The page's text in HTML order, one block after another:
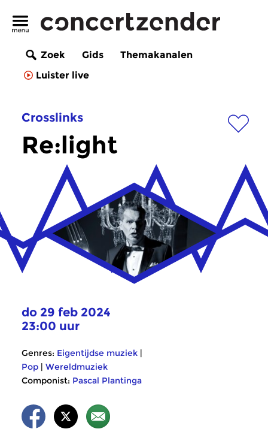
Zoek Gids
Themakanalen
Luister live
Crosslinks
Re:light
do 29 feb 2024
23:00 uur
Genres: Eigentijdse muziek |
Pop | Wereldmuziek
Componist: Pascal Plantinga